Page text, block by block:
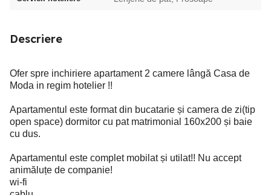
Descriere
Ofer spre inchiriere apartament 2 camere lângă Casa de
Moda in regim hotelier !!
Apartamentul este format din bucatarie și camera de zi(tip
open space) dormitor cu pat matrimonial 160x200 și baie
cu dus.
Apartamentul este complet mobilat și utilat!! Nu accept
animăluțe de companie!
wi-fi